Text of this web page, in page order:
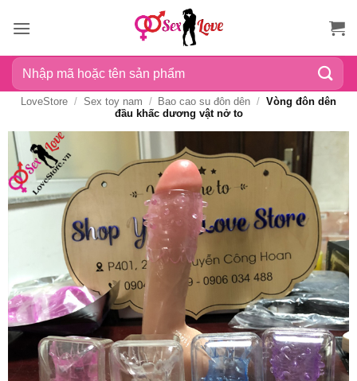
qua
dung
Tìm
kiếm:
LoveStore / Sex toy nam / Bao cao su đôn dên / Vòng đôn dên
đầu khấc dương vật nở to